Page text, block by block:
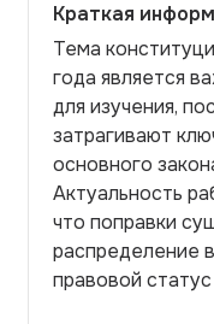
Краткая
Тема
года является
для изучения,
затрагивают
основного
Актуальность
что поправки
распределение
правовой